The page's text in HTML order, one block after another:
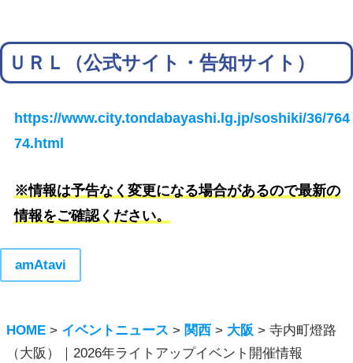
ＵＲＬ（公式サイト・告知サイト）
https://www.city.tondabayashi.lg.jp/soshiki/36/764
74.html
※情報は予告なく変更になる場合があるので最新の
情報をご確認ください。
amAtavi
HOME > イベントニュース > 関西 > 大阪 >寺内町燈路
（大阪）｜2026年ライトアップイベント開催情報